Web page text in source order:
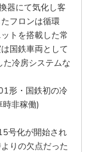
器にて気化し客
フロンは循環
トを搭載した常
国鉄車両として
冷房システムな
形・国鉄初の冷
非稼働)
号化が開始され
りの欠点だった